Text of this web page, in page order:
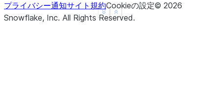
Show less
See more
プライバシー通知サイト規約Cookieの設定© 2026
Snowflake, Inc. All Rights Reserved.